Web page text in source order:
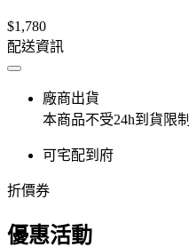
$1,780
配送資訊
廠商出貨
本商品不受24h到貨限制
可宅配到府
折價券
優惠活動